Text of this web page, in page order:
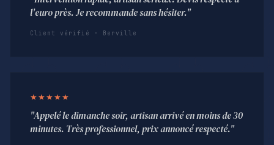
l'euro près. Je recommande sans hésiter."
Client vérifié · Berville
★★★★★
"Appelé le dimanche soir, artisan arrivé en moins de 30
minutes. Très professionnel, prix annoncé respecté."